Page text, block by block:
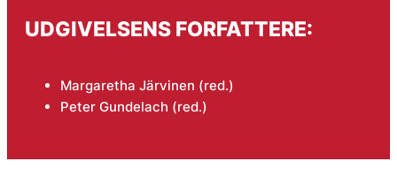
UDGIVELSENS FORFATTERE:
Margaretha Järvinen (red.)
Peter Gundelach (red.)